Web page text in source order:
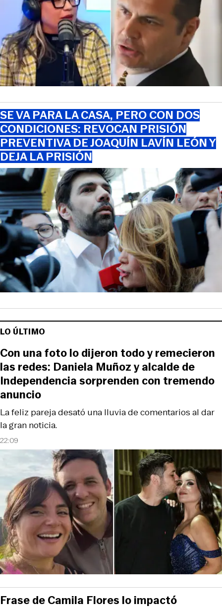
SE VA PARA LA CASA, PERO CON DOS
CONDICIONES: REVOCAN PRISIÓN
PREVENTIVA DE JOAQUÍN LAVÍN LEÓN Y
DEJA LA PRISIÓN
LO ÚLTIMO
22:09
La feliz pareja desató una lluvia de comentarios al dar
la gran noticia.
Con una foto lo dijeron todo y remecieron
las redes: Daniela Muñoz y alcalde de
Independencia sorprenden con tremendo
anuncio
Frase de Camila Flores lo impactó